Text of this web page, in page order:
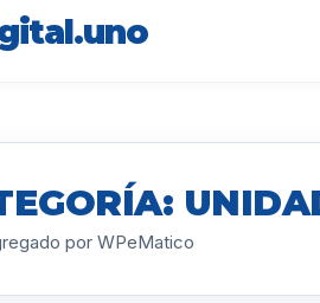
por WPeMatico